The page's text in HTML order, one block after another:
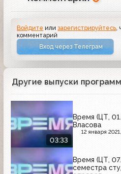
Войдите илизарегистрируйтесь
комментарий
Вход через Телеграм
Другие выпуски
03:33
Время (ЦТ,
Власова
12 января
Время (ЦТ,
семестра